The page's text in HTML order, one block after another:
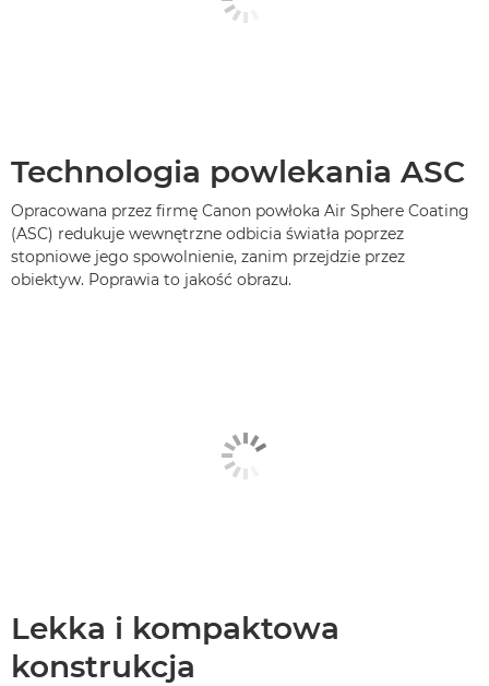
Technologia powlekania ASC
Opracowana przez firmę Canon powłoka Air Sphere Coating
(ASC) redukuje wewnętrzne odbicia światła poprzez
stopniowe jego spowolnienie, zanim przejdzie przez
obiektyw. Poprawia to jakość obrazu.
Lekka i kompaktowa
konstrukcja